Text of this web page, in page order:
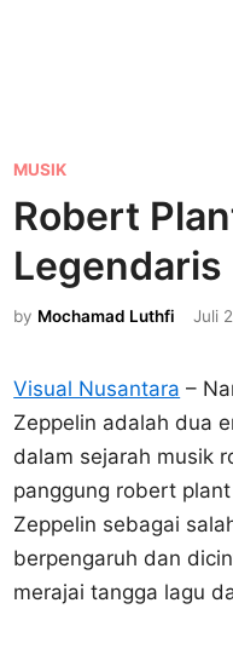
P
o
s
n
MUSIK
Robert
by Mochamad Luthfi Juli
Visual Nusantara –
Zeppelin adalah dua
dalam sejarah musik
panggung robert
Zeppelin sebagai
berpengaruh dan
merajai tangga lagu